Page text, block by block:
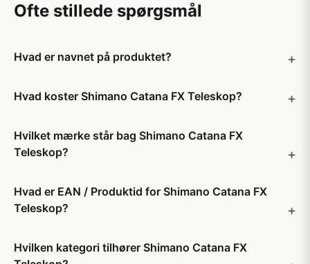
Ofte stillede spørgsmål
Hvad er navnet på produktet?
Hvad koster Shimano Catana FX Teleskop?
Hvilket mærke står bag Shimano Catana FX
Teleskop?
Hvad er EAN / Produktid for Shimano Catana FX
Teleskop?
Hvilken kategori tilhører Shimano Catana FX